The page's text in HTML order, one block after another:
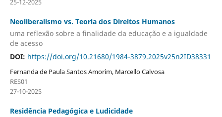
25-12-2025
Neoliberalismo vs. Teoria dos Direitos Humanos
uma reflexão sobre a finalidade da educação e a igualdade
de acesso
DOI: https://doi.org/10.21680/1984-3879.2025v25n2ID38331
Fernanda de Paula Santos Amorim, Marcello Calvosa
RES01
27-10-2025
Residência Pedagógica e Ludicidade